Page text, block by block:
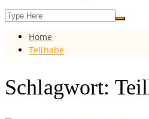
Home
Teilhabe
Schlagwort: